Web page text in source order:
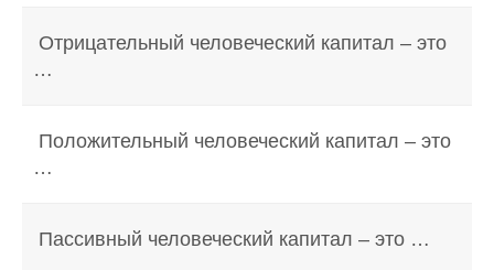
Отрицательный человеческий капитал – это
…
Положительный человеческий капитал – это
…
Пассивный человеческий капитал – это …